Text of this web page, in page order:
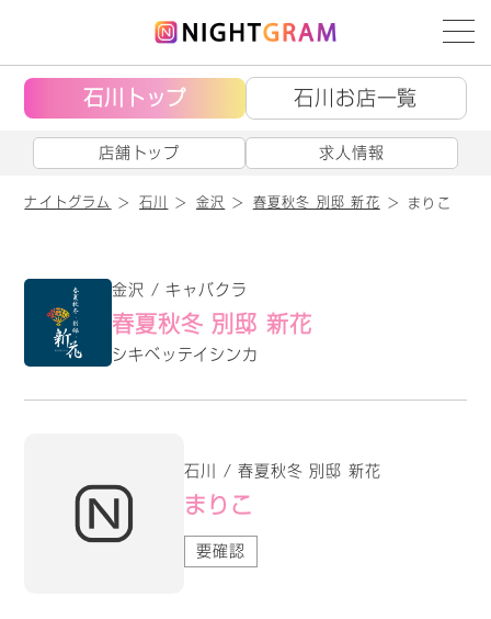
石川トップ 石川お店一覧
店舗トップ 求人情報
ナイトグラム 石川 金沢 春夏秋冬 別邸 新花 まりこ
金沢 / キャバクラ
春夏秋冬 別邸 新花
シキベッテイシンカ
石川 / 春夏秋冬 別邸 新花
まりこ
要確認